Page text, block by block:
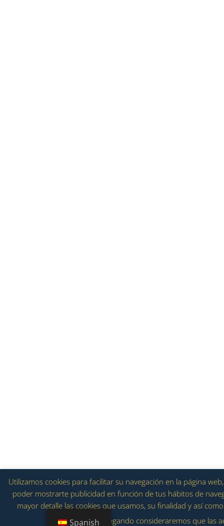
Utilizamos cookies para facilitar su navegación en la página
poder mostrarte publicidad en función de tus hábitos de
mayor detalle las cookies que usamos, su finalidad y así
navegando consideraremos que las
Spanish